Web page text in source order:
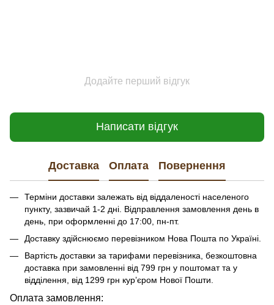
Додайте перший відгук
Написати відгук
Доставка Оплата Повернення
Терміни доставки залежать від віддаленості населеного
пункту, зазвичай 1-2 дні. Відправлення замовлення день в
день, при оформленні до 17:00, пн-пт.
Доставку здійснюємо перевізником Нова Пошта по Україні.
Вартість доставки за тарифами перевізника, безкоштовна
доставка при замовленні від 799 грн у поштомат та у
відділення, від 1299 грн кур’єром Нової Пошти.
​​​​Оплата замовлення: